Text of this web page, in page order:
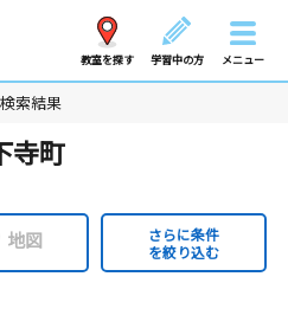
教室を探す 学習中の方 メニュー
検索結果
寺町
地図
さらに条件
を絞り込む